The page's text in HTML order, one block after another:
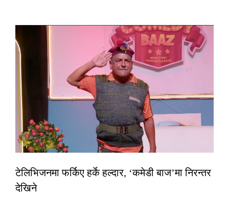
टेलिभिजनमा फर्किए हर्के हल्दार, ‘कमेडी बाज’मा निरन्तर
देखिने